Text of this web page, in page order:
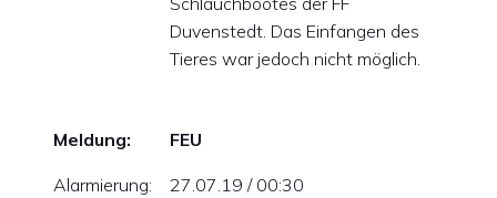
Duvenstedt. Das Einfangen des
Tieres war jedoch nicht möglich.
Meldung: FEU
Alarmierung: 27.07.19 / 00:30